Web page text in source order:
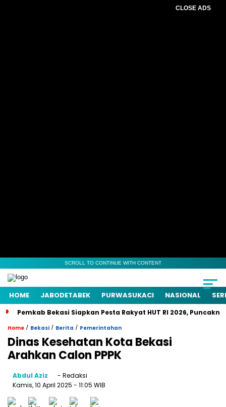
CLOSE ADS
SCROLL TO CONTINUE WITH CONTENT
HOME JABODETABEK PURWASUKACI NASIONAL
Pemkab Bekasi Siapkan Pesta Rakyat HUT RI 2026,
Home / Bekasi / Berita / Pemerintahan
Dinas Kesehatan Kota Bekasi
Arahkan Calon PPPK
Abdul Aziz
- Redaksi
Kamis, 10 April 2025 - 11:05 WIB